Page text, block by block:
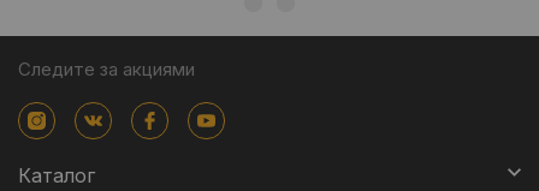
Следите за акциями
Каталог